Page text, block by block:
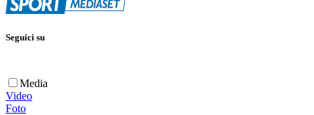
Seguici su
Media
Video
Foto